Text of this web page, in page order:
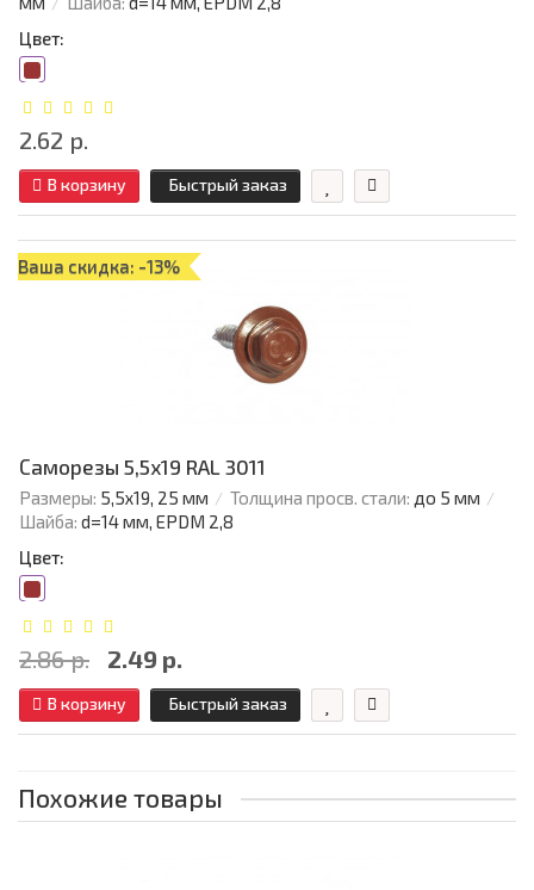
Цвет:
2.62 р.
В корзину Быстрый заказ
Ваша скидка: -13%
Саморезы 5,5х19 RAL 3011
Размеры: 5,5х19, 25 мм Толщина просв. стали: до 5 мм
Шайба: d=14 мм, EPDM 2,8
Цвет:
2.86 р. 2.49 р.
В корзину Быстрый заказ
Похожие товары